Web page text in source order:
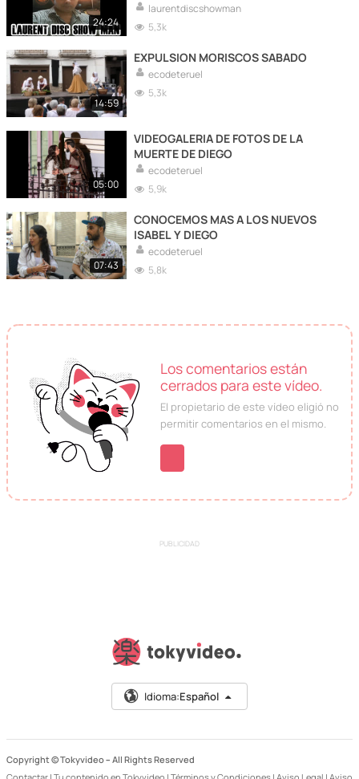
Los comentarios están
cerrados para este vídeo.
El propietario de este vídeo eligió no
permitir comentarios en el mismo.
24:24
laurentdiscshowman
5,3k
14:59
EXPULSION MORISCOS SABADO
ecodeteruel
5,3k
05:00
VIDEOGALERIA DE FOTOS DE LA
MUERTE DE DIEGO
ecodeteruel
5,9k
07:43
CONOCEMOS MAS A LOS NUEVOS
ISABEL Y DIEGO
ecodeteruel
5,8k
PUBLICIDAD
Idioma:Español
Copyright © Tokyvideo – All Rights Reserved